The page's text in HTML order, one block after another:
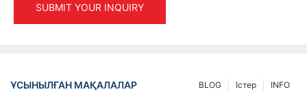
SUBMIT YOUR INQUIRY
ҰСЫНЫЛҒАН МАҚАЛАЛАР INFO
Істер
BLOG